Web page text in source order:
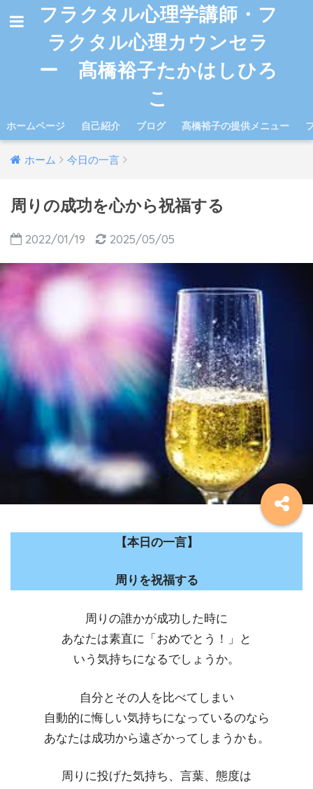
フラクタル心理学講師・フ
ラクタル心理カウンセラ
ー 髙橋裕子たかはしひろ
こ
ホームページ 自己紹介 ブログ 髙橋裕子の提供メニュー
ホーム 今日の一言
周りの成功を心から祝福する
2022/01/19 2025/05/05
【本日の一言】
周りを祝福する
周りの誰かが成功した時に
あなたは素直に「おめでとう！」と
いう気持ちになるでしょうか。
自分とその人を比べてしまい
自動的に悔しい気持ちになっているのなら
あなたは成功から遠ざかってしまうかも。
周りに投げた気持ち、言葉、態度は